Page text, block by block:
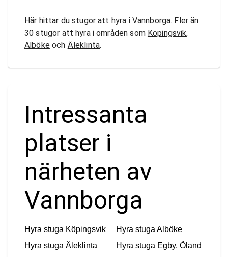
Här hittar du stugor att hyra i Vannborga. Fler än
30 stugor att hyra i områden som Köpingsvik,
Albökeoch Äleklinta.
Intressanta
platser i
närheten av
Vannborga
Hyra stuga Köpingsvik Hyra stuga Alböke
Hyra stuga Äleklinta Hyra stuga Egby, Öland